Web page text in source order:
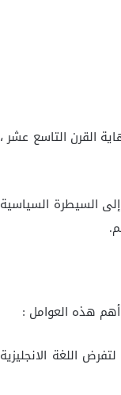
القرن التاسع عشر ،
كلغة أم في الولايات المتحدة 70% ، بالإضافة إلى السيطرة السياسية
هذه العوامل :
اللغة الانجليزية